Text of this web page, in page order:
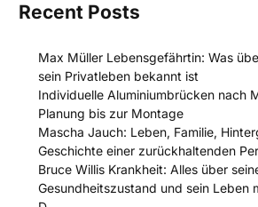
Recent Posts
Max Müller Lebensgefährtin: Was
sein Privatleben bekannt ist
Individuelle Aluminiumbrücken nach
Planung bis zur Montage
Mascha Jauch: Leben, Familie,
Geschichte einer zurückhaltenden
Bruce Willis Krankheit: Alles über
Gesundheitszustand und sein Leben